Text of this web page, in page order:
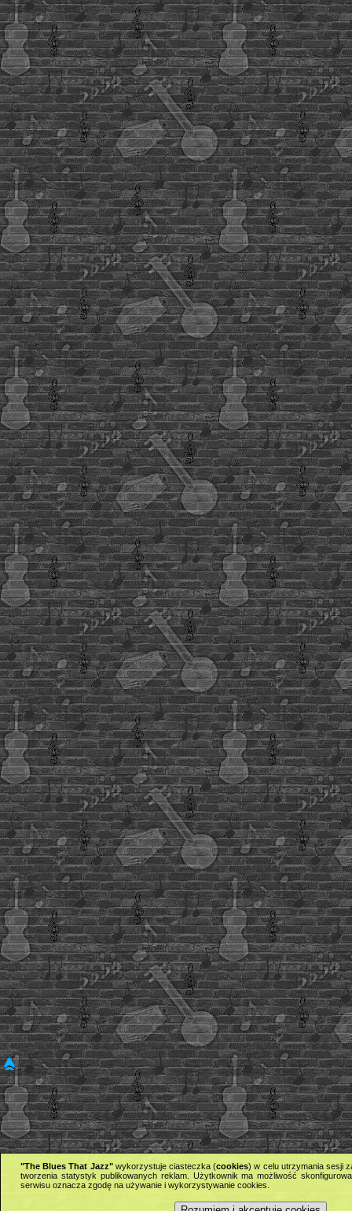
"The Blues That Jazz"wykorzystuje ciasteczka (cookies) w celu utrzymania sesji
tworzenia statystyk publikowanych reklam. Użytkownik ma możliwość
serwisu oznacza zgodę na używanie i wykorzystywanie cookies.